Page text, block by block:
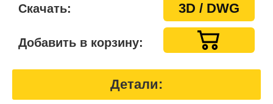
Скачать:
3D / DWG
Добавить в корзину:
Детали: